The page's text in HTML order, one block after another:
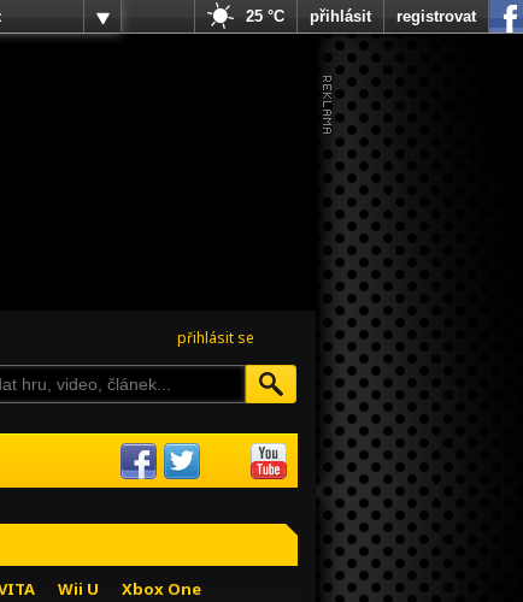
přihlásit se
Wii U
Xbox One
25 °C přihlásit registrovat